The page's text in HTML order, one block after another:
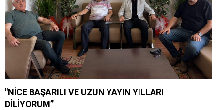
"NİCE BAŞARILI VE UZUN YAYIN YILLARI
DİLİYORUM”